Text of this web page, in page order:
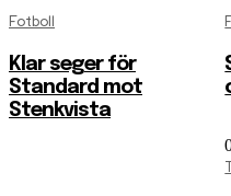
Fotboll
Klar seger för
Standard mot
Stenkvista